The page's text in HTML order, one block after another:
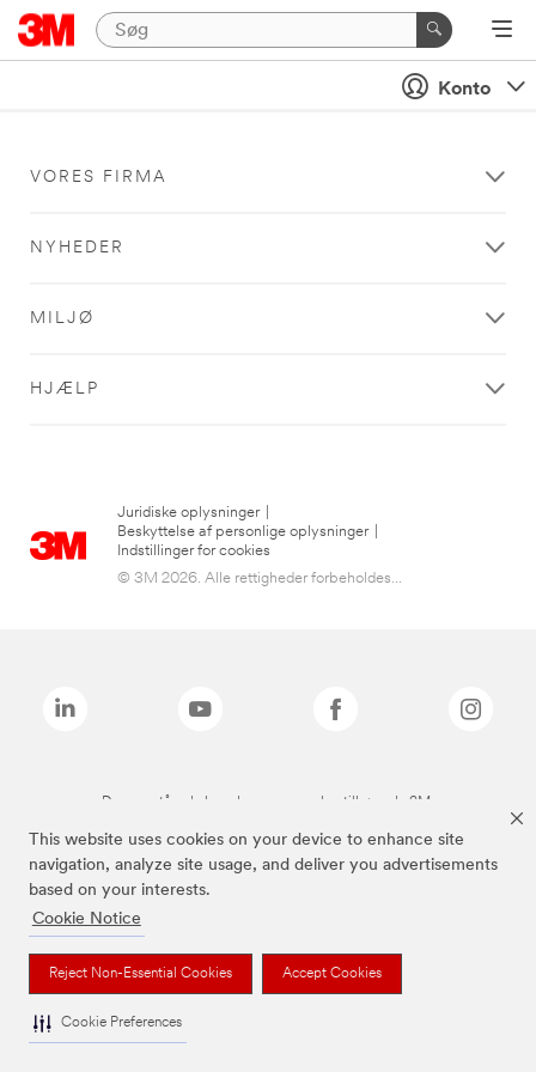
This website uses cookies on your device to enhance site
navigation, analyze site usage, and deliver you advertisements
based on your interests.
Cookie Notice
Reject Non-Essential Cookies Accept Cookies
Cookie Preferences
Konto
VORES FIRMA
NYHEDER
MILJØ
HJÆLP
Juridiske oplysninger
Beskyttelse af personlige oplysninger
Indstillinger for cookies
© 3M 2026. Alle rettigheder forbeholdes...
De ovenstående brands er varemærker tilhørende 3M.